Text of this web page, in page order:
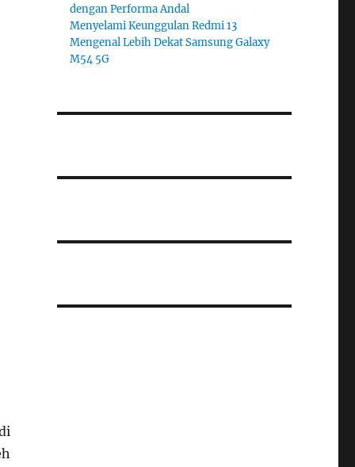
dengan Performa Andal
Menyelami Keunggulan Redmi 13
Mengenal Lebih Dekat Samsung Galaxy
M54 5G